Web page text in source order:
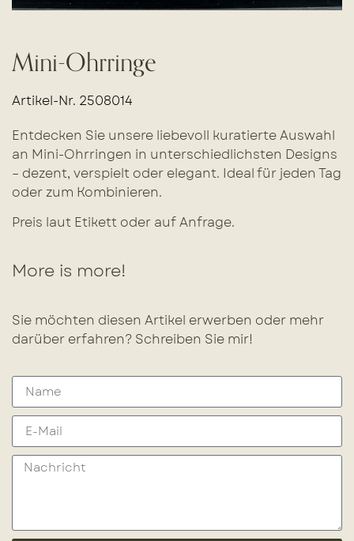
Mini-Ohrringe
Artikel-Nr. 2508014
Entdecken Sie unsere liebevoll kuratierte Auswahl
an Mini-Ohrringen in unterschiedlichsten Designs
– dezent, verspielt oder elegant. Ideal für jeden Tag
oder zum Kombinieren.
Preis laut Etikett oder auf Anfrage.
More is more!
Sie möchten diesen Artikel erwerben oder mehr
darüber erfahren? Schreiben Sie mir!